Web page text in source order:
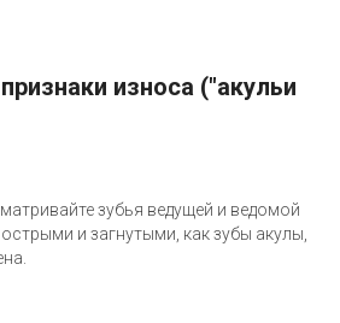
износа ("акульи
зубья ведущей и ведомой
и загнутыми, как зубы акулы,